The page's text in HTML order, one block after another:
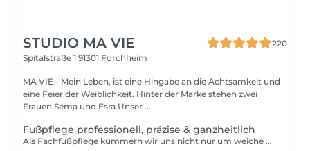
STUDIO MA VIE
220
Spitalstraße 1 91301 Forchheim
MA VIE - Mein Leben, ist eine Hingabe an die Achtsamkeit und
eine Feier der Weiblichkeit. Hinter der Marke stehen zwei
Frauen Sema und Esra.Unser ...
Fußpflege professionell, präzise & ganzheitlich
Als Fachfußpflege kümmern wir uns nicht nur um weiche Haut und schöne Nägel, sondern behandeln auch gezielt eingewachsene Nägel, Druckstellen und weitere Beschwerden. Mit höchster Sorgfalt sorgen wir für gesunde, gepflegte Füße für mehr Wohlbefinden und Komfort im Alltag.